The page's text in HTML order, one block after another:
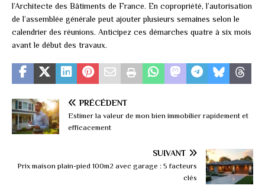
l’Architecte des Bâtiments de France. En copropriété, l’autorisation
de l’assemblée générale peut ajouter plusieurs semaines selon le
calendrier des réunions. Anticipez ces démarches quatre à six mois
avant le début des travaux.
PRÉCÉDENT
Estimer la valeur de mon bien immobilier rapidement et
efficacement
SUIVANT
Prix maison plain-pied 100m2 avec garage : 5 facteurs
clés